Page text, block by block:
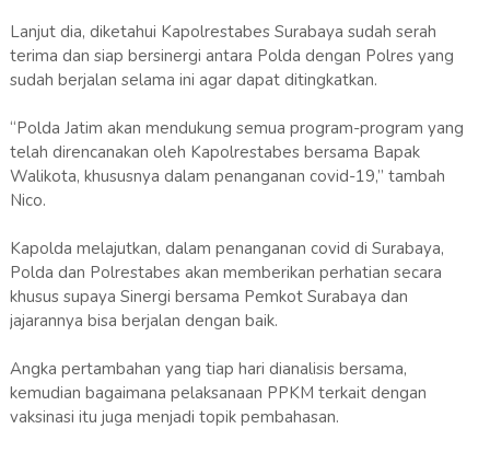
Lanjut dia, diketahui Kapolrestabes Surabaya sudah serah
terima dan siap bersinergi antara Polda dengan Polres yang
sudah berjalan selama ini agar dapat ditingkatkan.
“Polda Jatim akan mendukung semua program-program yang
telah direncanakan oleh Kapolrestabes bersama Bapak
Walikota, khususnya dalam penanganan covid-19,” tambah
Nico.
Kapolda melajutkan, dalam penanganan covid di Surabaya,
Polda dan Polrestabes akan memberikan perhatian secara
khusus supaya Sinergi bersama Pemkot Surabaya dan
jajarannya bisa berjalan dengan baik.
Angka pertambahan yang tiap hari dianalisis bersama,
kemudian bagaimana pelaksanaan PPKM terkait dengan
vaksinasi itu juga menjadi topik pembahasan.